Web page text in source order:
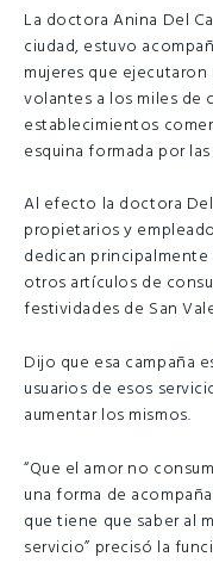
La doctora Anina Del
ciudad, estuvo
mujeres que
volantes a los miles de
establecimientos
esquina formada por
Al efecto la doctora
propietarios y
dedican
otros artículos de
festividades de San
Dijo que esa campaña
usuarios de esos
aumentar los mismos.
“Que el amor no
una forma de
que tiene que saber al
servicio” precisó la